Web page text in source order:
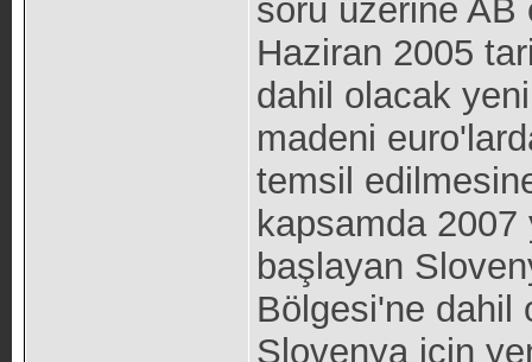
soru üzerine AB
Haziran 2005
dahil olacak
madeni
temsil
kapsamda 2007
başlayan
Bölgesi'ne dahil
Slovenya için